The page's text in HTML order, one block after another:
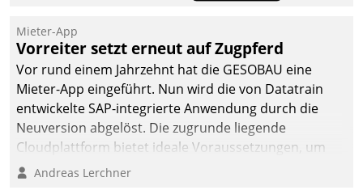
Die monatlichen
Mitteilungen zum
Heizungs- und
Wasserverbrauch gehen
automatisiert, vollständig
und auf Wunsch über
mehrere zuvor
Kommunikationswege bei
Mieter-App
Vorreiter setzt erneut auf Zugpferd
Vor rund einem Jahrzehnt hat die GESOBAU eine
Mieter-App eingeführt. Nun wird die von Datatrain
entwickelte SAP-integrierte Anwendung durch die
Neuversion abgelöst. Die zugrunde liegende
Cloudplattform bietet ideale Voraussetzungen, um
die Funktionalität der App zu erweitern und weitere
Andreas Lerchner